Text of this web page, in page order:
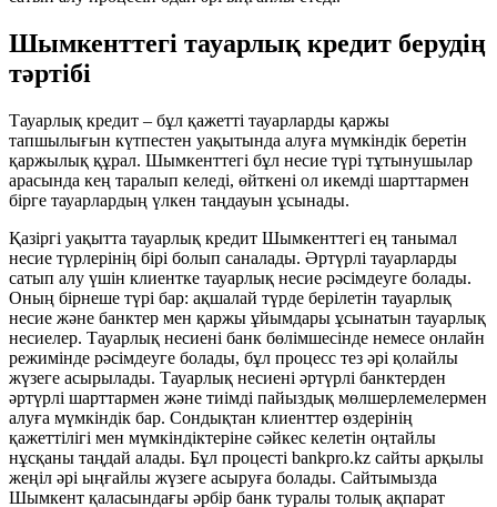
Шымкенттегі тауарлық кредит берудің
тәртібі
Тауарлық кредит – бұл қажетті тауарларды қаржы
тапшылығын күтпестен уақытында алуға мүмкіндік беретін
қаржылық құрал. Шымкенттегі бұл несие түрі тұтынушылар
арасында кең таралып келеді, өйткені ол икемді шарттармен
бірге тауарлардың үлкен таңдауын ұсынады.
Қазіргі уақытта тауарлық кредит Шымкенттегі ең танымал
несие түрлерінің бірі болып саналады. Әртүрлі тауарларды
сатып алу үшін клиентке тауарлық несие рәсімдеуге болады.
Оның бірнеше түрі бар: ақшалай түрде берілетін тауарлық
несие және банктер мен қаржы ұйымдары ұсынатын тауарлық
несиелер. Тауарлық несиені банк бөлімшесінде немесе онлайн
режимінде рәсімдеуге болады, бұл процесс тез әрі қолайлы
жүзеге асырылады. Тауарлық несиені әртүрлі банктерден
әртүрлі шарттармен және тиімді пайыздық мөлшерлемелермен
алуға мүмкіндік бар. Сондықтан клиенттер өздерінің
қажеттілігі мен мүмкіндіктеріне сәйкес келетін оңтайлы
нұсқаны таңдай алады. Бұл процесті bankpro.kz сайты арқылы
жеңіл әрі ыңғайлы жүзеге асыруға болады. Сайтымызда
Шымкент қаласындағы әрбір банк туралы толық ақпарат